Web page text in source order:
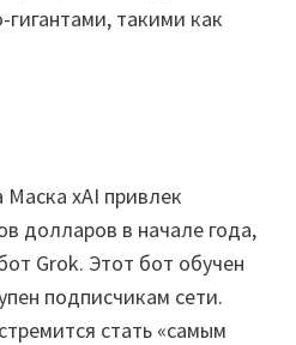
такими как
xAI привлек
долларов в начале года,
Grok. Этот бот обучен
подписчикам сети.
стать «самым